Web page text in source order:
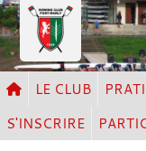
LE CLUB
S'INSCRIRE
Panneau de gestion